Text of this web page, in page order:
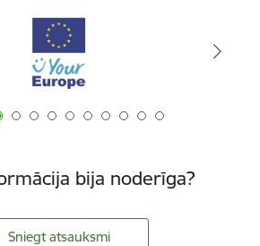
bija noderīga?
Sniegt atsauksmi